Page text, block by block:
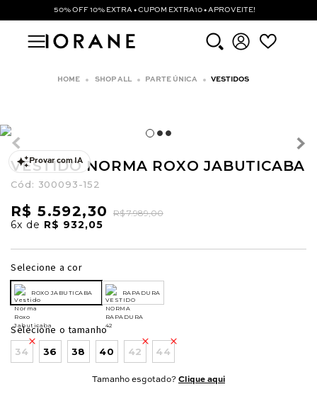
50% OFF 10% EXTRA • CUPOM EXTRA10 • APROVEITE!
SHOP ALL PARTE ÚNICA VESTIDOS
Provar com IA
VESTIDO NORMA ROXO JABUTICABA
Cód: 300093-152
R$ 5.592,30 R$ 7.989,00
6x de R$ 932,05
Selecione a cor
ROXO JABUTICABA RAPADURA
Selecione o tamanho
34 36 38 40 42 44
Tamanho esgotado? Clique aqui